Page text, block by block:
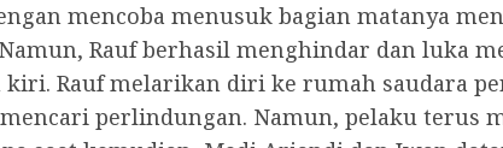
mencoba menusuk bagian matanya
Rauf berhasil menghindar dan luka
kiri. Rauf melarikan diri ke rumah saudara
perlindungan. Namun, pelaku terus